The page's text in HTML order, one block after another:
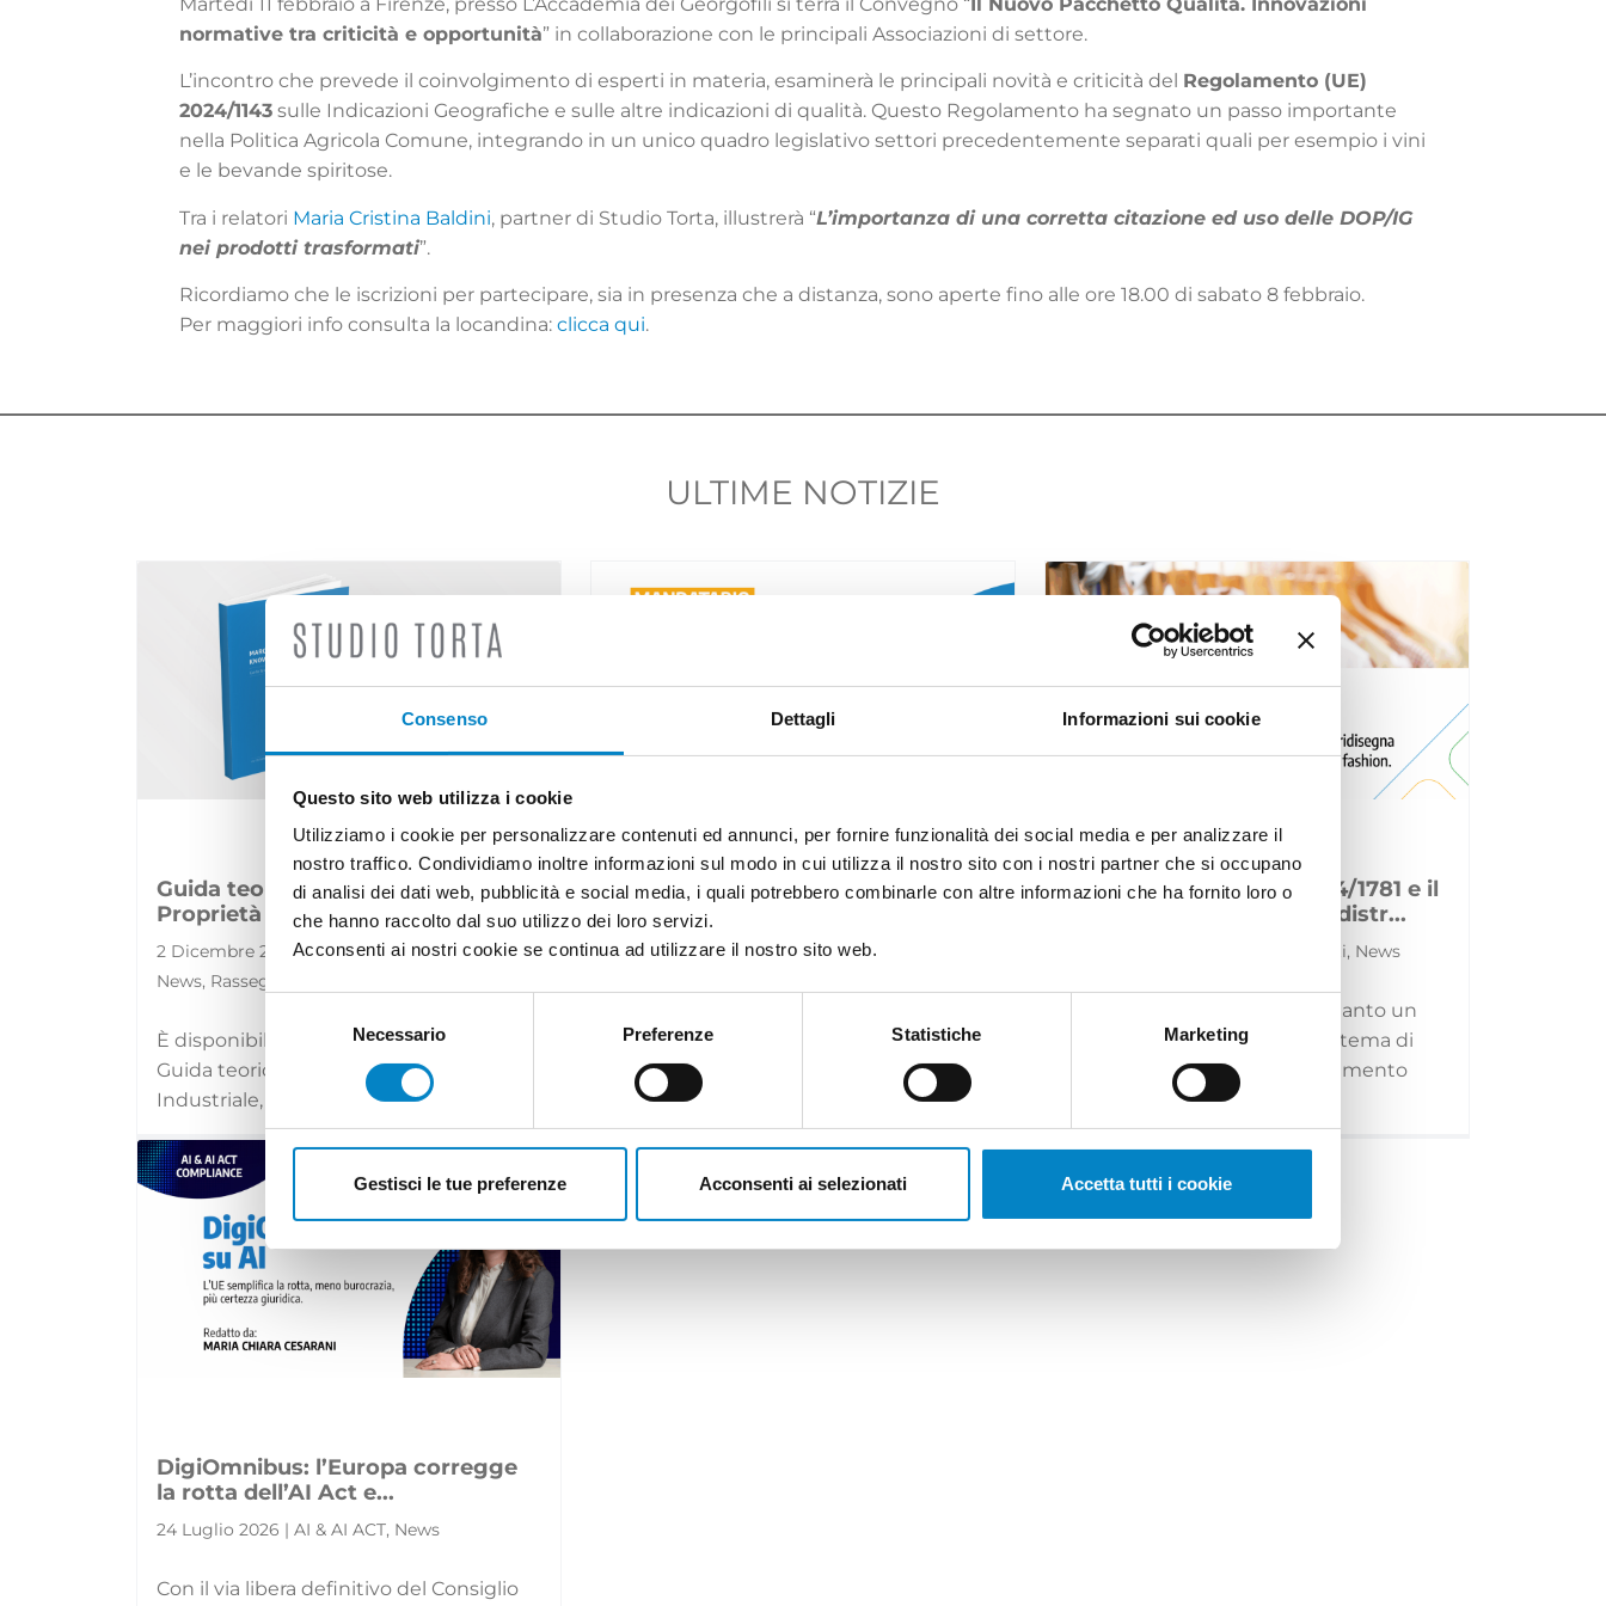
Consenso Dettagli Informazioni sui cookie
Questo sito web utilizza i cookie
Utilizziamo i cookie per personalizzare contenuti ed annunci, per fornire funzionalità dei social media e per analizzare il
nostro traffico. Condividiamo inoltre informazioni sul modo in cui utilizza il nostro sito con i nostri partner che si occupano
di analisi dei dati web, pubblicità e social media, i quali potrebbero combinarle con altre informazioni che ha fornito loro o
che hanno raccolto dal suo utilizzo dei loro servizi.
Acconsenti ai nostri cookie se continua ad utilizzare il nostro sito web.
del
consenso
Necessario Preferenze Statistiche Marketing
Gestisci le tue preferenze Acconsenti ai selezionati Accetta tutti i cookie
normative tra criticità e opportunità” in collaborazione con le principali Associazioni di settore.
L’incontro che prevede il coinvolgimento di esperti in materia, esaminerà le principali novità e criticità del Regolamento (UE)
2024/1143 sulle Indicazioni Geografiche e sulle altre indicazioni di qualità. Questo Regolamento ha segnato un passo importante
nella Politica Agricola Comune, integrando in un unico quadro legislativo settori precedentemente separati quali per esempio i vini
e le bevande spiritose.
Tra i relatori Maria Cristina Baldini, partner di Studio Torta, illustrerà “L’importanza di una corretta citazione ed uso delle DOP/IG
nei prodotti trasformati”.
Ricordiamo che le iscrizioni per partecipare, sia in presenza che a distanza, sono aperte fino alle ore 18.00 di sabato 8 febbraio.
Per maggiori info consulta la locandina: clicca qui.
ULTIME NOTIZIE
Guida teorica e pratica della
Proprietà Industriale: disponibile...
2 Dicembre 2024 | Approfondimenti, Eventi,
News, Rassegna stampa
È disponibile la settima edizione della
Guida teorica e pratica della Proprietà
Industriale, una pubblicazione curata [...]
Roberto Battista nuovo
Mandatario Brevetti Europei
3 Agosto 2026 | News
Roberto Battista ha conseguito la
qualifica di Mandatario Brevetti Europei.
Un ricono [...]
Il Regolamento (UE) 2024/1781 e il
settore moda: divieto di distr...
29 Luglio 2026 | Approfondimenti, News
La sostenibilità non è più soltanto un
obiettivo reputazionale o un tema di
comunicazione: con il Regolamento
DigiOmnibus: l’Europa corregge
la rotta dell’AI Act e...
24 Luglio 2026 | AI & AI ACT, News
Con il via libera definitivo del Consiglio